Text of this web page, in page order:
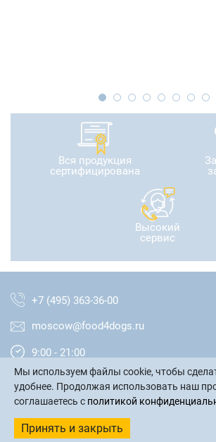
Вся продукция
сертифицирована
Высокий
сервис
+7 (495) 363-36-00
moscow@food4dogs.ru
9:00 - 21:00
Москва и МО
Мы используем файлы cookie, чтобы
удобнее. Продолжая использовать наш
соглашаетесь с политикой
Принять и закрыть